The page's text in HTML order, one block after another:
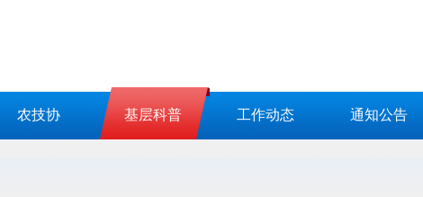
农技协 基层科普 工作动态 通知公告